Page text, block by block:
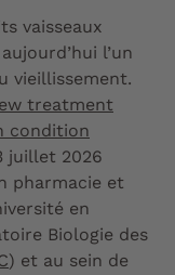
vaisseaux
l’un
vieillissement.
treatment
condition
juillet 2026
pharmacie et
en
Biologie des
) et au sein de